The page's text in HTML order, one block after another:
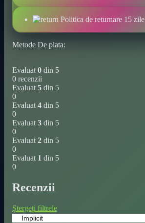
compresor
un
pentru
mașini,
motociclete
echipamente
tehnologie
de
performanță
Politica de returnare 15 zile
Metode De plata:
Evaluat 0 din 5
0 recenzii
Evaluat 5 din 5
0
Evaluat 4 din 5
0
Evaluat 3 din 5
0
Evaluat 2 din 5
0
Evaluat 1 din 5
0
Recenzii
Ștergeți filtrele